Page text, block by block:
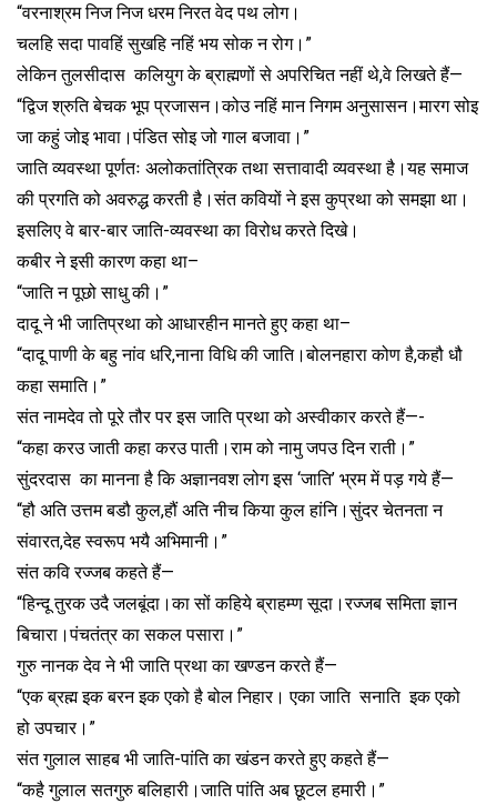
“वरनाश्रम निज निज धरम निरत वेद पथ लोग।
चलहि सदा पावहिं सुखहि नहिं भय सोक न रोग।”
लेकिन तुलसीदास कलियुग के ब्राह्मणों से अपरिचित नहीं थे,वे लिखते हैं—
“द्विज श्रुति बेचक भूप प्रजासन।कोउ नहिं मान निगम अनुसासन।मारग सोइ
जा कहुं जोइ भावा।पंडित सोइ जो गाल बजावा।”
जाति व्यवस्था पूर्णतः अलोकतांत्रिक तथा सत्तावादी व्यवस्था है।यह समाज
की प्रगति को अवरुद्ध करती है।संत कवियों ने इस कुप्रथा को समझा था।
इसलिए वे बार-बार जाति-व्यवस्था का विरोध करते दिखे।
कबीर ने इसी कारण कहा था–
“जाति न पूछो साधु की।”
दादू ने भी जातिप्रथा को आधारहीन मानते हुए कहा था–
“दादू पाणी के बहु नांव धरि,नाना विधि की जाति।बोलनहारा कोण है,कहौ धौ
कहा समाति।”
संत नामदेव तो पूरे तौर पर इस जाति प्रथा को अस्वीकार करते हैं—-
“कहा करउ जाती कहा करउ पाती।राम को नामु जपउ दिन राती।”
सुंदरदास का मानना है कि अज्ञानवश लोग इस ‘जाति’ भ्रम में पड़ गये हैं—
“हौ अति उत्तम बडौ कुल,हौं अति नीच किया कुल हांनि।सुंदर चेतनता न
संवारत,देह स्वरूप भयै अभिमानी।”
संत कवि रज्जब कहते हैं—
“हिन्दू तुरक उदै जलबूंदा।का सों कहिये ब्राहम्ण सूदा।रज्जब समिता ज्ञान
बिचारा।पंचतंत्र का सकल पसारा।”
गुरु नानक देव ने भी जाति प्रथा का खण्डन करते हैं—
“एक ब्रह्म इक बरन इक एको है बोल निहार। एका जाति सनाति इक एको
हो उपचार।”
संत गुलाल साहब भी जाति-पांति का खंडन करते हुए कहते हैं—
“कहै गुलाल सतगुरु बलिहारी।जाति पांति अब छूटल हमारी।”